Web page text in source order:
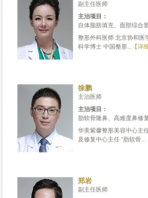
副主任医师
主治项目：
自体脂肪填充、面部综合
整形外科医师 北京协和医
科学博士 中国整形... 【详
徐鹏
主治医师
主治项目：
肋软骨隆鼻、高难度鼻修
华美紫馨整形美容中心主
及修复中心主任 “肋软骨...
郑岩
副主任医师